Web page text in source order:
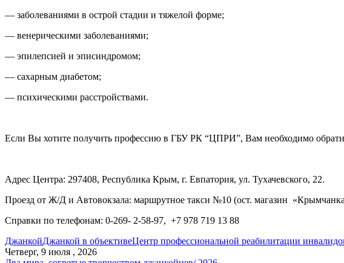
— заболеваниями в острой стадии и тяжелой форме;
— венерическими заболеваниями;
— эпилепсией и эписиндромом;
— сахарным диабетом;
— психическими расстройствами.
Если Вы хотите получить профессию в ГБУ РК “ЦПРИ”, Вам необходимо
Адрес Центра: 297408, Республика Крым, г. Евпатория, ул. Тухачевского, 22.
Проезд от Ж/Д и Автовокзала: маршрутное такси №10 (ост. магазин
Справки по телефонам: 0-269- 2-58-97, +7 978 719 13 88
ДжанкойДжанкой в объективеЦентр профессиональной реабилитации
Четверг, 9 июля , 2026